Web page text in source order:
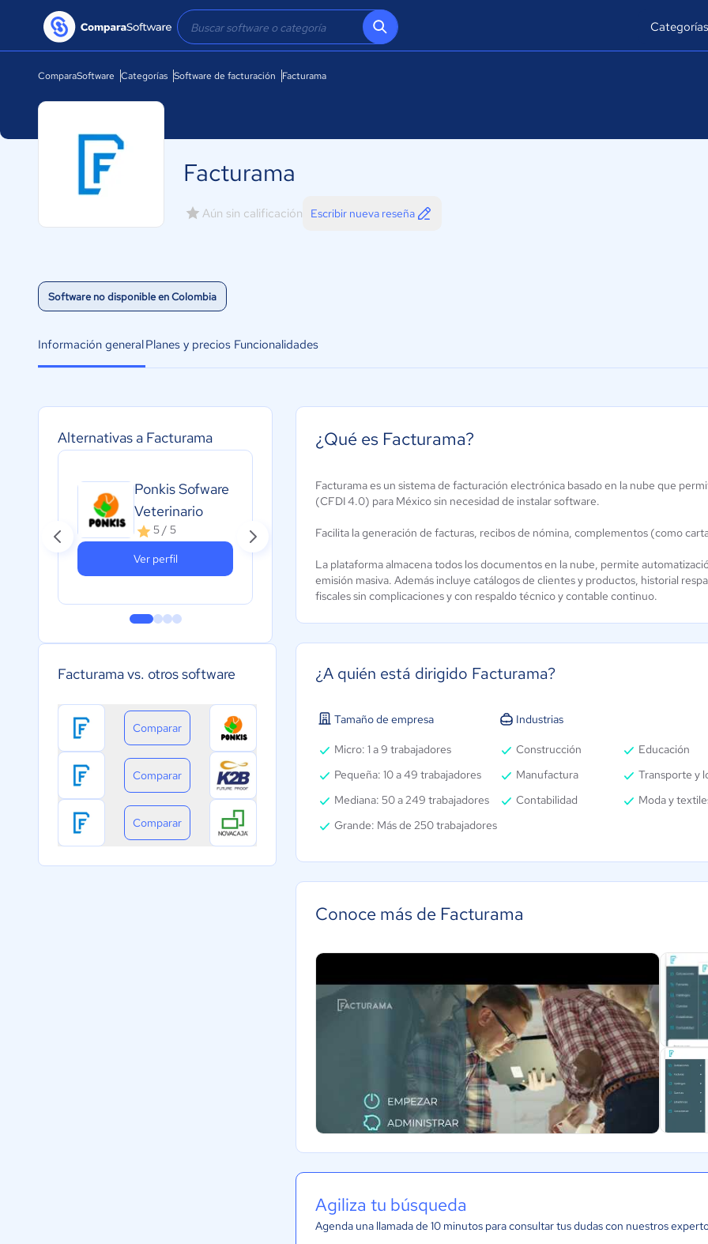
Categorías
ComparaSoftware Categorías Software de facturación Facturama
Facturama
Aún sin calificación Escribir nueva reseña
Software no disponible en Colombia
Información generalPlanes y precios Funcionalidades
Alternativas a Facturama
Ponkis Sofware
Veterinario
5 / 5
Ver perfil
K2B NOVACAJA
Facturama vs. otros software
Comparar
Comparar
Comparar
¿Qué es Facturama?
Facturama es un sistema de facturación electrónica basado en la nube que
(CFDI 4.0) para México sin necesidad de instalar software.
Facilita la generación de facturas, recibos de nómina, complementos (como
La plataforma almacena todos los documentos en la nube, permite
emisión masiva. Además incluye catálogos de clientes y productos, historial
fiscales sin complicaciones y con respaldo técnico y contable continuo.
¿A quién está dirigido Facturama?
Tamaño de empresa
Micro: 1 a 9 trabajadores
Pequeña: 10 a 49 trabajadores
Mediana: 50 a 249 trabajadores
Grande: Más de 250 trabajadores
Industrias
Construcción Educación
Manufactura
Transporte y
Contabilidad
Moda y
Conoce más de Facturama
Agiliza tu búsqueda
Agenda una llamada de 10 minutos para consultar tus dudas con nuestros